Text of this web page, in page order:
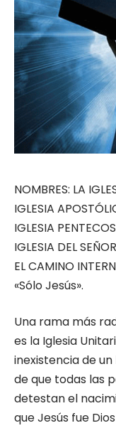
NOMBRES: LA
IGLESIA
IGLESIA
IGLESIA DEL
EL CAMINO
«Sólo Jesús».
Una rama más
es la Iglesia
inexistencia de
de que todas las
detestan el
que Jesús fue